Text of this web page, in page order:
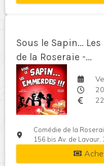
Sous le Sapin...
de la Roseraie -...
Comédie de la
156 bis Av. de